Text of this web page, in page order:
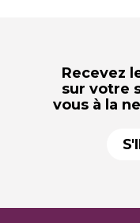
Recevez
sur votre
vous à la